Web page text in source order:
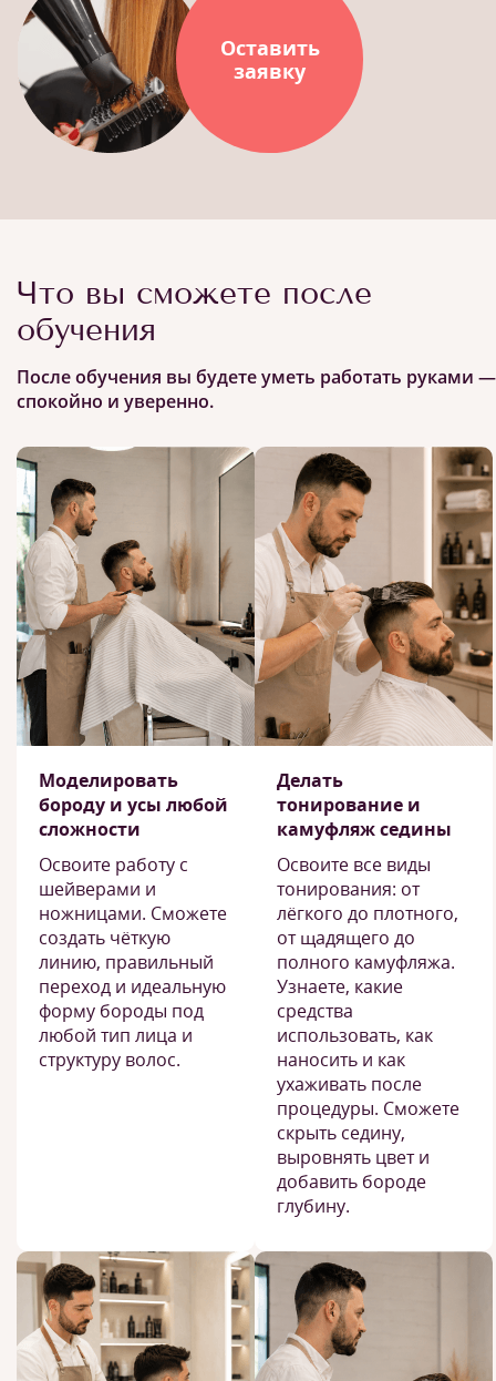
Оставить
заявку
Что вы сможете после
обучения
После обучения вы будете уметь работать руками —
спокойно и уверенно.
Моделировать
бороду и усы любой
сложности
Освоите работу с
шейверами и
ножницами. Сможете
создать чёткую
линию, правильный
переход и идеальную
форму бороды под
любой тип лица и
структуру волос.
Делать
тонирование и
камуфляж седины
Освоите все виды
тонирования: от
лёгкого до плотного,
от щадящего до
полного камуфляжа.
Узнаете, какие
средства
использовать, как
наносить и как
ухаживать после
процедуры. Сможете
скрыть седину,
выровнять цвет и
добавить бороде
глубину.